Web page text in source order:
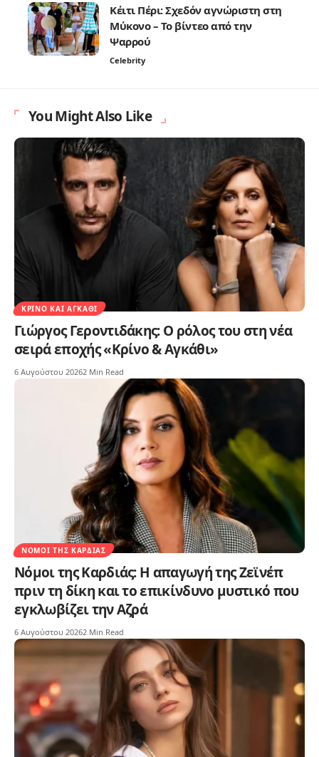
Κέιτι Πέρι: Σχεδόν αγνώριστη στη
Μύκονο – Το βίντεο από την
Ψαρρού
Celebrity
You Might Also Like
ΚΡΊΝΟ ΚΑΙ ΑΓΚΆΘΙ
Γιώργος Γεροντιδάκης: Ο ρόλος του στη νέα
σειρά εποχής «Κρίνο & Αγκάθι»
6 Αυγούστου 20262 Min Read
ΝΌΜΟΙ ΤΗΣ ΚΑΡΔΙΆΣ
Νόμοι της Καρδιάς: Η απαγωγή της Ζεϊνέπ
πριν τη δίκη και το επικίνδυνο μυστικό που
εγκλωβίζει την Αζρά
6 Αυγούστου 20262 Min Read